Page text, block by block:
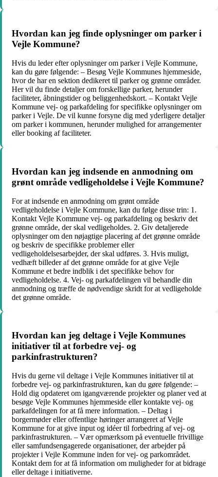
Hvordan kan jeg finde oplysninger om parker i
Vejle Kommune?
Hvis du leder efter oplysninger om parker i Vejle Kommune,
kan du gøre følgende: – Besøg Vejle Kommunes hjemmeside,
hvor de har en sektion dedikeret til parker og grønne områder.
Her vil du finde detaljer om forskellige parker, herunder
faciliteter, åbningstider og beliggenhedskort. – Kontakt Vejle
Kommune vej- og parkafdeling for specifikke oplysninger om
parker i Vejle. De vil kunne forsyne dig med yderligere detaljer
om parker i kommunen, herunder mulighed for arrangementer
eller booking af faciliteter.
Hvordan kan jeg indsende en anmodning om
grønt område vedligeholdelse i Vejle Kommune?
For at indsende en anmodning om grønt område
vedligeholdelse i Vejle Kommune, kan du følge disse trin: 1.
Kontakt Vejle Kommune vej- og parkafdeling og beskriv det
grønne område, der skal vedligeholdes. 2. Giv detaljerede
oplysninger om den nøjagtige placering af det grønne område
og beskriv de specifikke problemer eller
vedligeholdelsesarbejder, der skal udføres. 3. Hvis muligt,
vedhæft billeder af det grønne område for at give Vejle
Kommune et bedre indblik i det specifikke behov for
vedligeholdelse. 4. Vej- og parkafdelingen vil behandle din
anmodning og træffe de nødvendige skridt for at vedligeholde
det grønne område.
Hvordan kan jeg deltage i Vejle Kommunes
initiativer til at forbedre vej- og
parkinfrastrukturen?
Hvis du gerne vil deltage i Vejle Kommunes initiativer til at
forbedre vej- og parkinfrastrukturen, kan du gøre følgende: –
Hold dig opdateret om igangværende projekter og planer ved at
besøge Vejle Kommunes hjemmeside eller kontakte vej- og
parkafdelingen for at få mere information. – Deltag i
borgermøder eller offentlige høringer arrangeret af Vejle
Kommune for at give input og idéer til forbedring af vej- og
parkinfrastrukturen. – Vær opmærksom på eventuelle frivillige
eller samfundsengagerede organisationer, der arbejder på
projekter i Vejle Kommune inden for vej- og parkområdet.
Kontakt dem for at få information om muligheder for at bidrage
eller deltage i initiativerne.